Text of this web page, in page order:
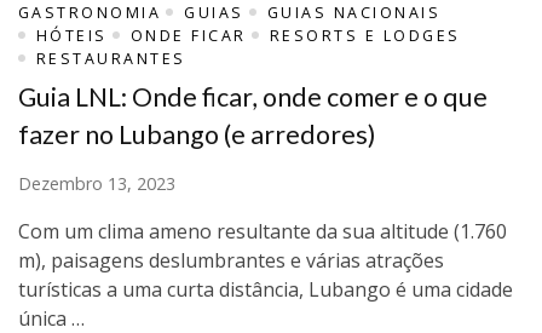
GASTRONOMIA GUIAS
GUIAS NACIONAIS
HÓTEIS
ONDE FICAR
RESORTS E LODGES
RESTAURANTES
Guia LNL: Onde ficar, onde comer e o que
fazer no Lubango (e arredores)
Dezembro 13, 2023
Com um clima ameno resultante da sua altitude (1.760
m), paisagens deslumbrantes e várias atrações
turísticas a uma curta distância, Lubango é uma cidade
única …